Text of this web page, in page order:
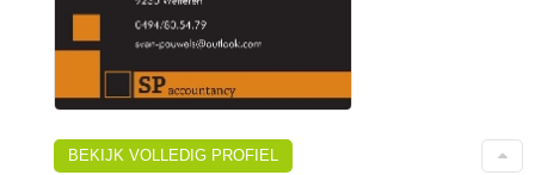
BEKIJK VOLLEDIG PROFIEL